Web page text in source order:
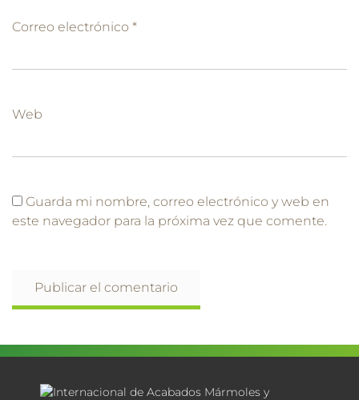
Correo electrónico *
Web
Guarda mi nombre, correo electrónico y web en
este navegador para la próxima vez que comente.